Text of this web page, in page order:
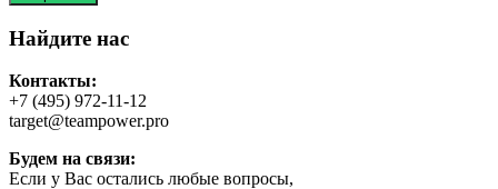
Найдите нас
Контакты:
+7 (495) 972-11-12
target@teampower.pro
Будем на связи:
Если у Вас остались любые вопросы,